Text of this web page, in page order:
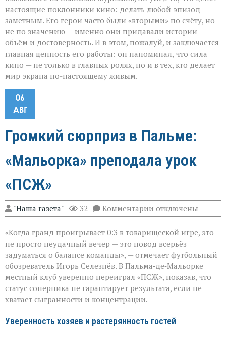
настоящие поклонники кино: делать любой эпизод
заметным. Его герои часто были «вторыми» по счёту, но
не по значению — именно они придавали истории
объём и достоверность. И в этом, пожалуй, и заключается
главная ценность его работы: он напоминал, что сила
кино — не только в главных ролях, но и в тех, кто делает
мир экрана по-настоящему живым.
06
АВГ
Громкий сюрприз в Пальме:
«Мальорка» преподала урок
«ПСЖ»
"Наша газета" 32 Комментарии к
записи
сюрприз
в
Пальме:
«Мальорка»
преподала
урок
«ПСЖ»
отключены
«Когда гранд проигрывает 0:3 в товарищеской игре, это
не просто неудачный вечер — это повод всерьёз
задуматься о балансе команды», — отмечает футбольный
обозреватель Игорь Селезнёв. В Пальма‑де‑Мальорке
местный клуб уверенно переиграл «ПСЖ», показав, что
статус соперника не гарантирует результата, если не
хватает сыгранности и концентрации.
Уверенность хозяев и растерянность гостей